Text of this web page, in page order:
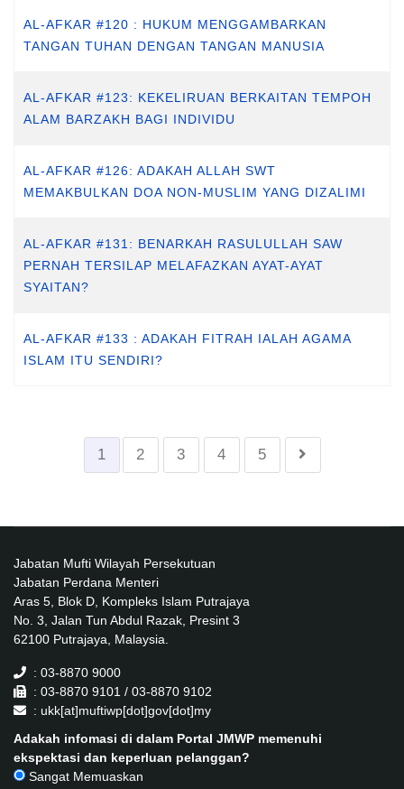
AL-AFKAR #120 : HUKUM MENGGAMBARKAN
TANGAN TUHAN DENGAN TANGAN MANUSIA
AL-AFKAR #123: KEKELIRUAN BERKAITAN TEMPOH
ALAM BARZAKH BAGI INDIVIDU
AL-AFKAR #126: ADAKAH ALLAH SWT
MEMAKBULKAN DOA NON-MUSLIM YANG DIZALIMI
AL-AFKAR #131: BENARKAH RASULULLAH SAW
PERNAH TERSILAP MELAFAZKAN AYAT-AYAT
SYAITAN?
AL-AFKAR #133 : ADAKAH FITRAH IALAH AGAMA
ISLAM ITU SENDIRI?
1 2 3 4 5
Jabatan Mufti Wilayah Persekutuan
Jabatan Perdana Menteri
Aras 5, Blok D, Kompleks Islam Putrajaya
No. 3, Jalan Tun Abdul Razak, Presint 3
62100 Putrajaya, Malaysia.
: 03-8870 9000
: 03-8870 9101 / 03-8870 9102
: ukk[at]muftiwp[dot]gov[dot]my
Adakah infomasi di dalam Portal JMWP memenuhi
ekspektasi dan keperluan pelanggan?
Sangat Memuaskan